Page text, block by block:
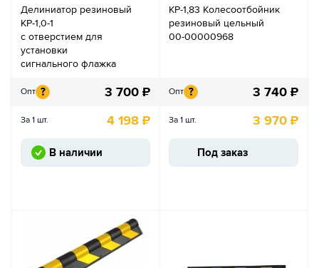
Делиниатор резиновый
КР-1,0-1
с отверстием для
установки
сигнального флажка
Опт ? 3 700 ₽
За 1 шт. 4 198 ₽
В наличии
КР-1,83 Колесоотбойник
резиновый цельный
00-00000968
Опт ? 3 740 ₽
За 1 шт. 3 970 ₽
Под заказ